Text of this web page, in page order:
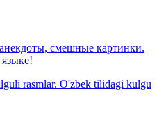
смешные картинки.
rasmlar. O'zbek tilidagi kulgu